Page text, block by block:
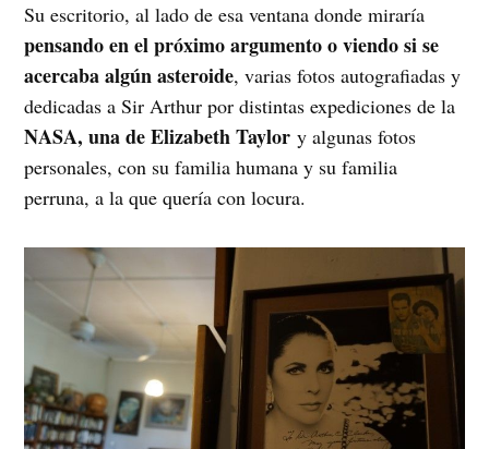
Su escritorio, al lado de esa ventana donde miraría
pensando en el próximo argumento o viendo si se
acercaba algún asteroide, varias fotos autografiadas y
dedicadas a Sir Arthur por distintas expediciones de la
NASA, una de Elizabeth Taylory algunas fotos
personales, con su familia humana y su familia
perruna, a la que quería con locura.